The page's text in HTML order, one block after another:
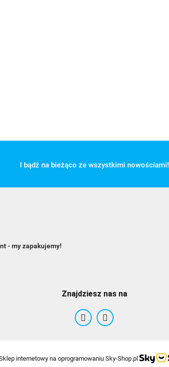
I bądź na bieżąco ze wszystkimi nowościami!
- my zapakujemy!
Znajdziesz nas na
internetowy na oprogramowaniu Sky-Shop.pl